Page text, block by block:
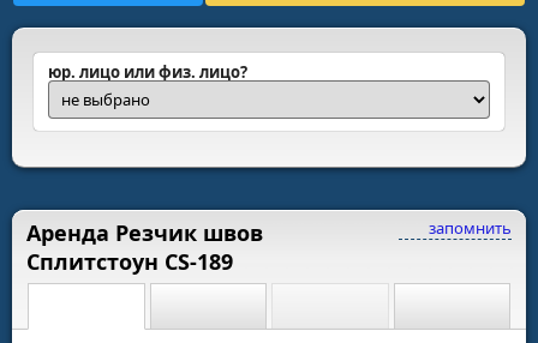
юр. лицо или физ. лицо?
запомнить
Аренда Резчик швов
Сплитстоун CS-189